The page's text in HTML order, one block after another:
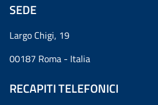
SEDE
Largo Chigi, 19
00187 Roma - Italia
RECAPITI TELEFONICI